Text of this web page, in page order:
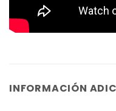
INFORMACIÓN